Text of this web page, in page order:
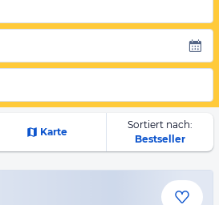
Karte
Sortiert nach:
Bestseller